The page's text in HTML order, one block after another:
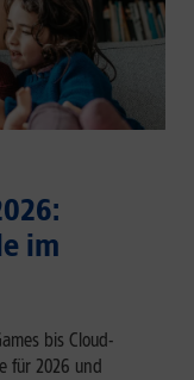
im
bis Cloud-
für 2026 und